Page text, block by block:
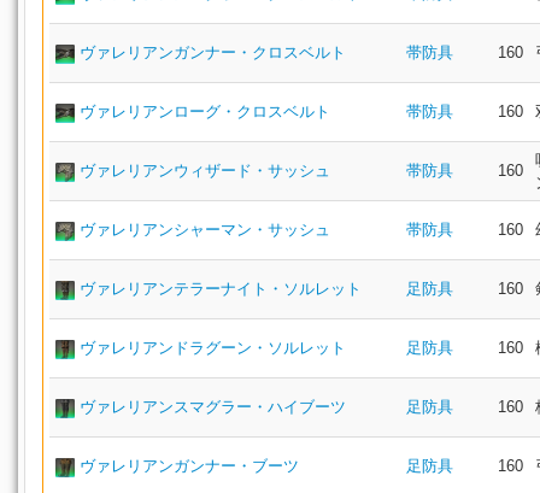
ヴァレリアンガンナー・クロスベルト 帯防具 160
ヴァレリアンローグ・クロスベルト 帯防具 160
ヴァレリアンウィザード・サッシュ 帯防具 160
ヴァレリアンシャーマン・サッシュ 帯防具 160
ヴァレリアンテラーナイト・ソルレット 足防具 160
ヴァレリアンドラグーン・ソルレット 足防具 160
ヴァレリアンスマグラー・ハイブーツ 足防具 160
ヴァレリアンガンナー・ブーツ 足防具 160